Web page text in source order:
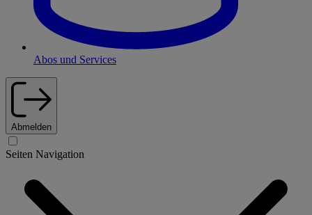
Abos und Services
Abmelden
Seiten Navigation